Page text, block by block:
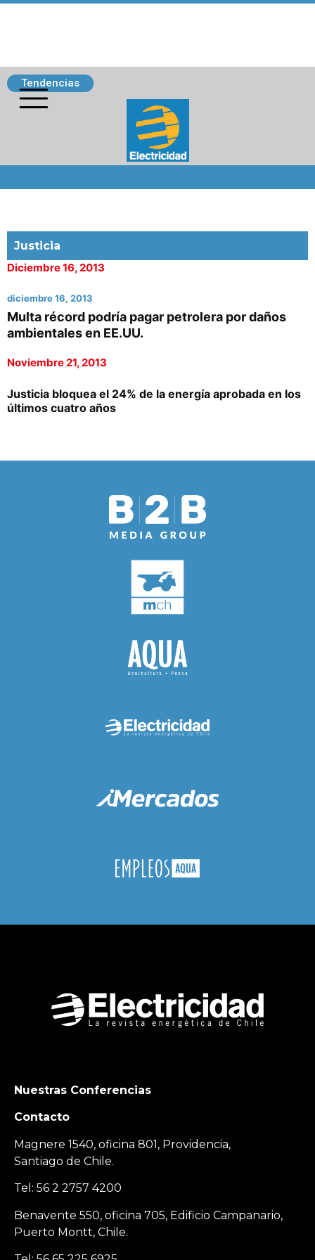
Tendencias
Justicia
Diciembre 16, 2013
diciembre 16, 2013
Multa récord podría pagar petrolera por daños
ambientales en EE.UU.
Noviembre 21, 2013
Justicia bloquea el 24% de la energía aprobada en los
últimos cuatro años
Nuestras Conferencias
Contacto
Magnere 1540, oficina 801, Providencia,
Santiago de Chile.
Tel: 56 2 2757 4200
Benavente 550, oficina 705, Edificio Campanario,
Puerto Montt, Chile.